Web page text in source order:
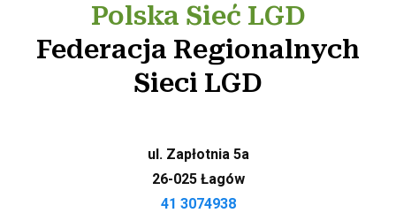
Polska Sieć LGD
Federacja Regionalnych
Sieci LGD
ul. Zapłotnia 5a
26-025 Łagów
41 3074938